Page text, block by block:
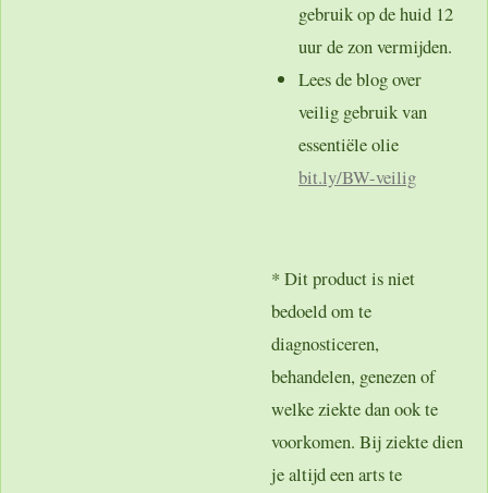
gebruik op de huid 12
uur de zon vermijden.
Lees de blog over
veilig gebruik van
essentiële olie
bit.ly/BW-veilig
* Dit product is niet
bedoeld om te
diagnosticeren,
behandelen, genezen of
welke ziekte dan ook te
voorkomen. Bij ziekte dien
je altijd een arts te